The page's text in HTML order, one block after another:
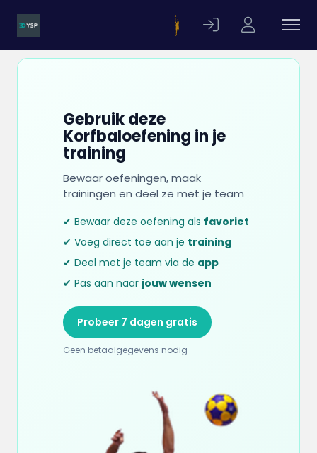
Gebruik deze
Korfbaloefening in je
training
Bewaar oefeningen, maak
trainingen en deel ze met je team
✔ Bewaar deze oefening als favoriet
✔ Voeg direct toe aan je training
✔ Deel met je team via de app
✔ Pas aan naar jouw wensen
Probeer 7 dagen gratis
Geen betaalgegevens nodig